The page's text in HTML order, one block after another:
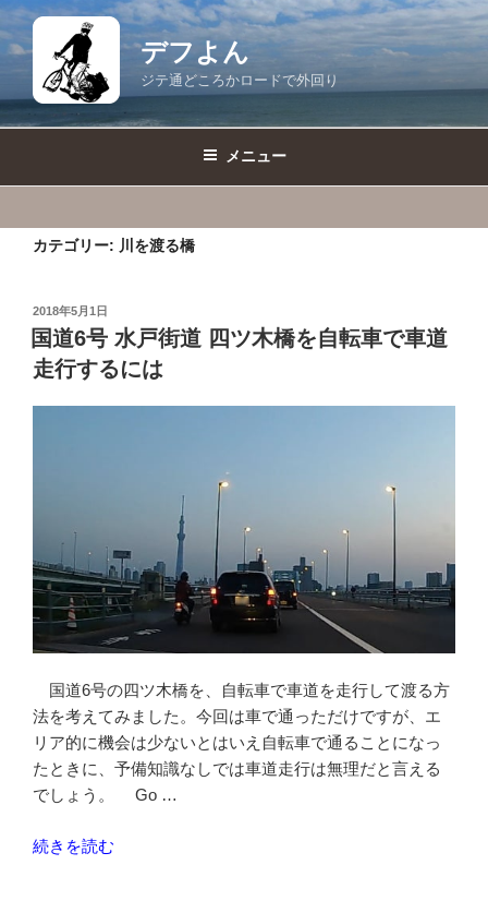
コ
ン
デフよん
ジテ通どころかロードで外回り
メニュー
カテゴリー: 川を渡る橋
投
稿
日:
2018年5月1日
国道6号 水戸街道 四ツ木橋を自転車で車道
走行するには
国道6号の四ツ木橋を、自転車で車道を走行して渡る方
法を考えてみました。今回は車で通っただけですが、エ
リア的に機会は少ないとはいえ自転車で通ることになっ
たときに、予備知識なしでは車道走行は無理だと言える
でしょう。 Go …
“国
続きを読む